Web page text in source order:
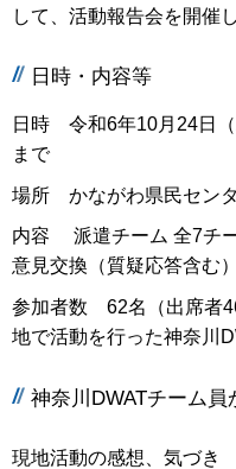
して、活動報告会を開催
日時・内容等
日時 令和6年10月24日
まで
場所 かながわ県民センタ
内容 派遣チーム 全7チ
意見交換（質疑応答含む）
参加者数 62名（出席者
地で活動を行った神奈川
神奈川DWATチーム員
現地活動の感想、気づき